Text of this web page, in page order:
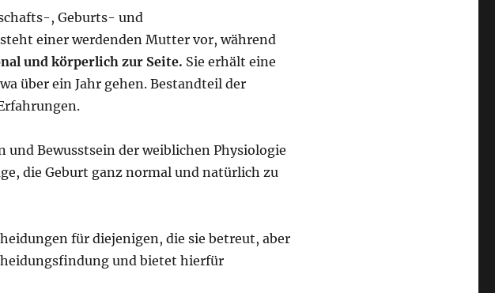
, Geburts- und
einer werdenden Mutter vor, während
und körperlich zur Seite. Sie erhält eine
über ein Jahr gehen. Bestandteil der
und Bewusstsein der weiblichen Physiologie
die Geburt ganz normal und natürlich zu
für diejenigen, die sie betreut, aber
und bietet hierfür